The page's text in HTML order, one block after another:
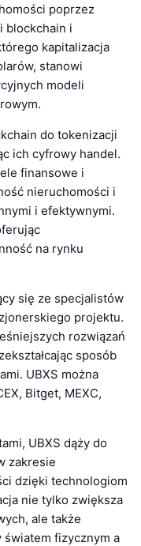
poprzez
blockchain i
kapitalizacja
stanowi
modeli
do tokenizacji
ich cyfrowy handel.
finansowe i
nieruchomości i
i efektywnymi.
na rynku
się ze specjalistów
projektu.
rozwiązań
sposób
UBXS można
Bitget, MEXC,
UBXS dąży do
zakresie
dzięki technologiom
nie tylko zwiększa
ale także
światem fizycznym a